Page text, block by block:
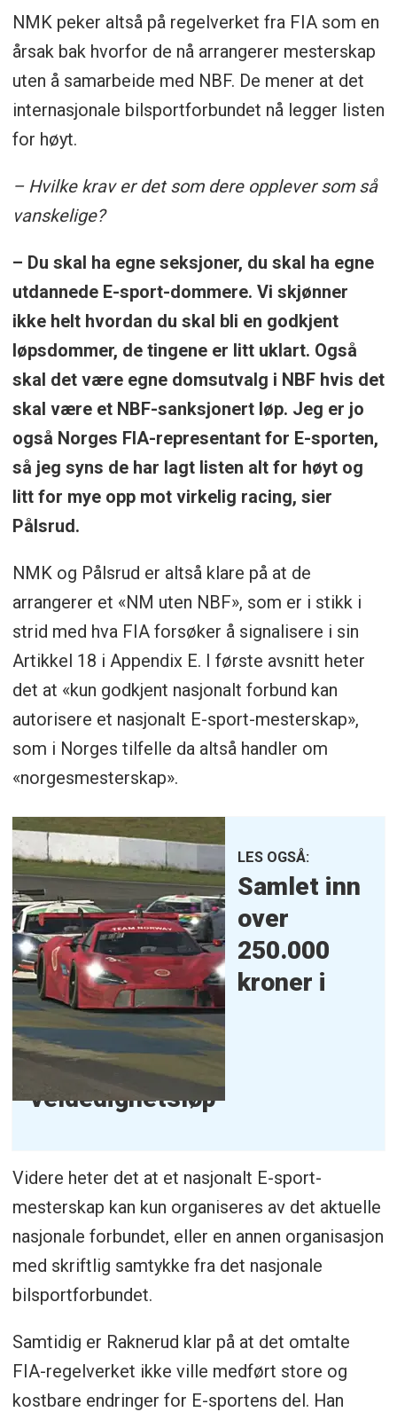
NMK peker altså på regelverket fra FIA som en
årsak bak hvorfor de nå arrangerer mesterskap
uten å samarbeide med NBF. De mener at det
internasjonale bilsportforbundet nå legger listen
for høyt.
– Hvilke krav er det som dere opplever som så
vanskelige?
– Du skal ha egne seksjoner, du skal ha egne
utdannede E-sport-dommere. Vi skjønner
ikke helt hvordan du skal bli en godkjent
løpsdommer, de tingene er litt uklart. Også
skal det være egne domsutvalg i NBF hvis det
skal være et NBF-sanksjonert løp. Jeg er jo
også Norges FIA-representant for E-sporten,
så jeg syns de har lagt listen alt for høyt og
litt for mye opp mot virkelig racing, sier
Pålsrud.
NMK og Pålsrud er altså klare på at de
arrangerer et «NM uten NBF», som er i stikk i
strid med hva FIA forsøker å signalisere i sin
Artikkel 18 i Appendix E. I første avsnitt heter
det at «kun godkjent nasjonalt forbund kan
autorisere et nasjonalt E-sport-mesterskap»,
som i Norges tilfelle da altså handler om
«norgesmesterskap».
LES OGSÅ:
Samlet inn
over
250.000
kroner i
veldedighetsløp
Videre heter det at et nasjonalt E-sport-
mesterskap kan kun organiseres av det aktuelle
nasjonale forbundet, eller en annen organisasjon
med skriftlig samtykke fra det nasjonale
bilsportforbundet.
Samtidig er Raknerud klar på at det omtalte
FIA-regelverket ikke ville medført store og
kostbare endringer for E-sportens del. Han